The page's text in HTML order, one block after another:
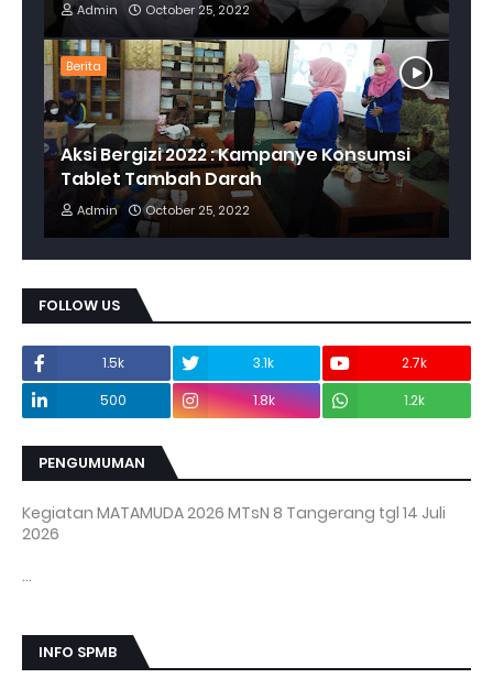
Admin October 25, 2022
Berita
Aksi Bergizi 2022 : Kampanye Konsumsi
Tablet Tambah Darah
Admin October 25, 2022
FOLLOW US
1.5k 3.1k
2.7k
500
1.8k 1.2k
PENGUMUMAN
Kegiatan MATAMUDA 2026 MTsN 8 Tangerang tgl 14 Juli
2026
...
INFO SPMB